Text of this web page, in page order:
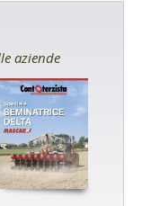
aziende